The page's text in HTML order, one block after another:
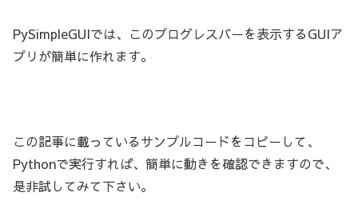
PySimpleGUIでは、このプログレスバーを表示するGUIア
プリが簡単に作れます。
この記事に載っているサンプルコードをコピーして、
Pythonで実行すれば、簡単に動きを確認できますので、
是非試してみて下さい。